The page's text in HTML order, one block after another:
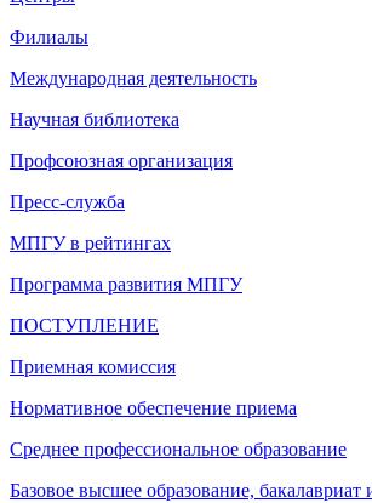
Филиалы
Международная деятельность
Научная библиотека
Профсоюзная организация
Пресс-служба
МПГУ в рейтингах
Программа развития МПГУ
ПОСТУПЛЕНИЕ
Приемная комиссия
Нормативное обеспечение приема
Среднее профессиональное образование
Базовое высшее образование, бакалавриат